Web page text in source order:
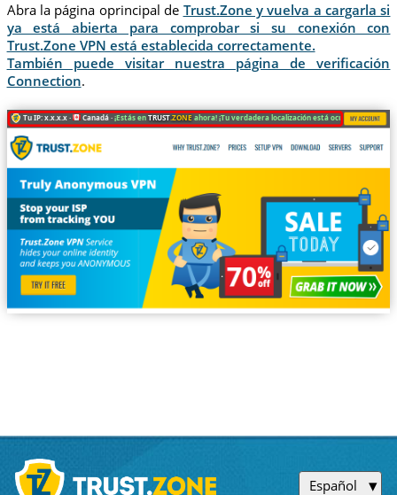
Abra la página oprincipal de Trust.Zone y vuelva a cargarla si
ya está abierta para comprobar si su conexión con
Trust.Zone VPN está establecida correctamente.
También puede visitar nuestra página de verificación
Connection.
Tu IP: x.x.x.x · Canadá ·¡Estás enTRUST.ZONE ahora! ¡Tu verdadera localización está oculta!
Español